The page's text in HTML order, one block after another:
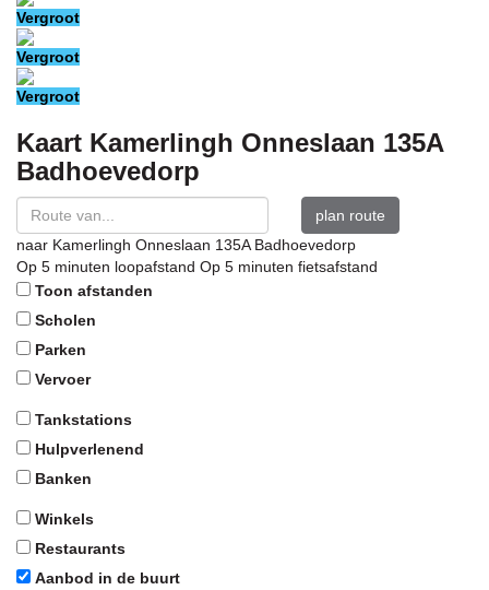
Vergroot
Vergroot
Vergroot
Kaart Kamerlingh Onneslaan 135A
Badhoevedorp
plan route
naar Kamerlingh Onneslaan 135A Badhoevedorp
Op 5 minuten loopafstand Op 5 minuten fietsafstand
Toon afstanden
Scholen
Parken
Vervoer
Tankstations
Hulpverlenend
Banken
Winkels
Restaurants
Aanbod in de buurt